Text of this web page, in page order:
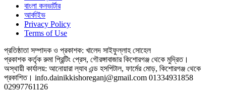
বাংলা কনভার্টার
আর্কাইভ
Privacy Policy
Terms of Use
প্রতিষ্ঠাতা সম্পাদক ও প্রকাশক: খালেদ সাইফুল্লাহ সোহেল
প্রকাশক কর্তৃক রুমা প্রিন্টিং প্রেস, গৌরঙ্গাবাজার কিশোরগঞ্জ থেকে মুদ্রিত।
অস্থায়ী কার্যালয়: আনোয়ারা ল্যাব এন্ড হসপিটাল, ফার্মের মোড়, কিশোরগঞ্জ থেকে
প্রকাশিত। info.dainikkishoreganj@gmail.com 01334931858
02997761126